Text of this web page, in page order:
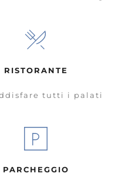
RISTORANTE
tutti i palati
PARCHEGGIO